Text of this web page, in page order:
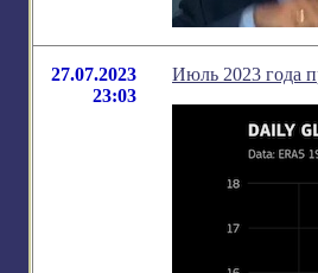
27.07.2023
23:03
Июль 2023 года